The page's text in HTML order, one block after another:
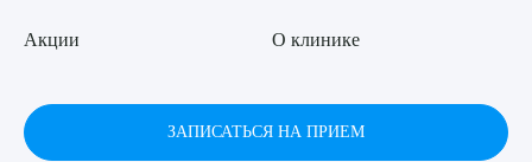
Акции О клинике
ЗАПИСАТЬСЯ НА ПРИЕМ